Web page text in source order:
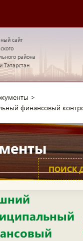
сайт
района
Татарстан
>
финансовый
ПОИСК